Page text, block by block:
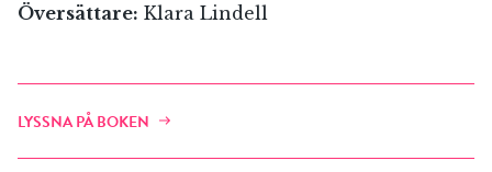
Översättare: Klara Lindell
LYSSNA PÅ BOKEN